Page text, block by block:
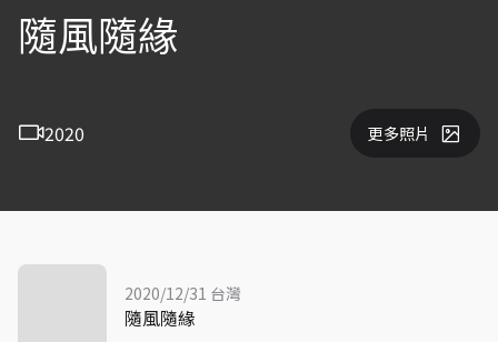
隨風隨緣
2020 更多照片
2020/12/31 台灣
隨風隨緣